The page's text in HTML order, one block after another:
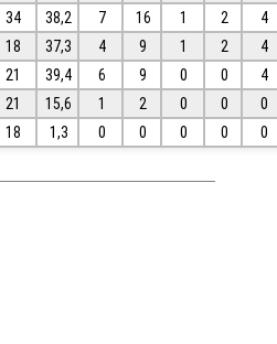
34 38,2 7 16 1 2
4
18 37,3 4 9 1 2
4
21 39,4 6 9 0 0
4
21 15,6 1 2 0 0
0
18 1,3 0 0 0 0 0